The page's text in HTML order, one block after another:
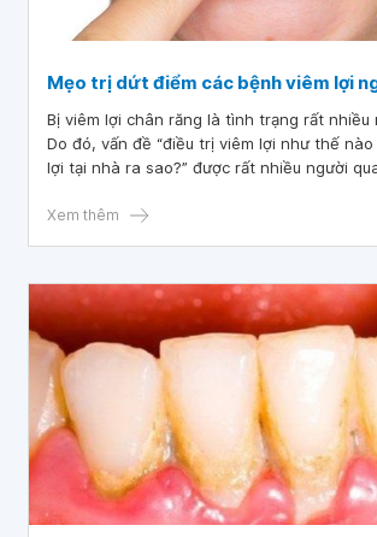
Mẹo trị dứt điểm các bệnh viêm lợi
Bị viêm lợi chân răng là tình trạng rất nhiều
Do đó, vấn đề “điều trị viêm lợi như thế
lợi tại nhà ra sao?” được rất nhiều người
Xem thêm